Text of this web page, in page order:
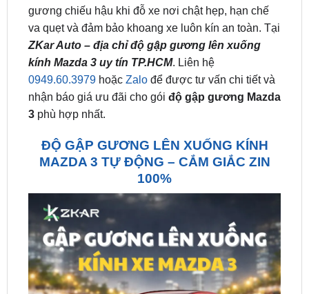
ZKar Auto – địa chỉ độ gập gương lên xuống
kính Mazda 3 uy tín TP.HCM. Liên hệ
0949.60.3979hoặcZalođể được tư vấn chi tiết và
nhận báo giá ưu đãi cho góiđộ gập gương Mazda
3phù hợp nhất.
ĐỘ GẬP GƯƠNG LÊN XUỐNG KÍNH
100%